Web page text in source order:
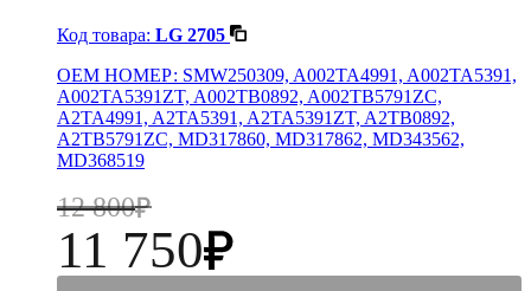
Код товара: LG 2705
OEM НОМЕР: SMW250309, A002TA4991, A002TA5391,
A002TA5391ZT, A002TB0892, A002TB5791ZC,
A2TA4991, A2TA5391, A2TA5391ZT, A2TB0892,
A2TB5791ZC, MD317860, MD317862, MD343562,
MD368519
12 800
11 750